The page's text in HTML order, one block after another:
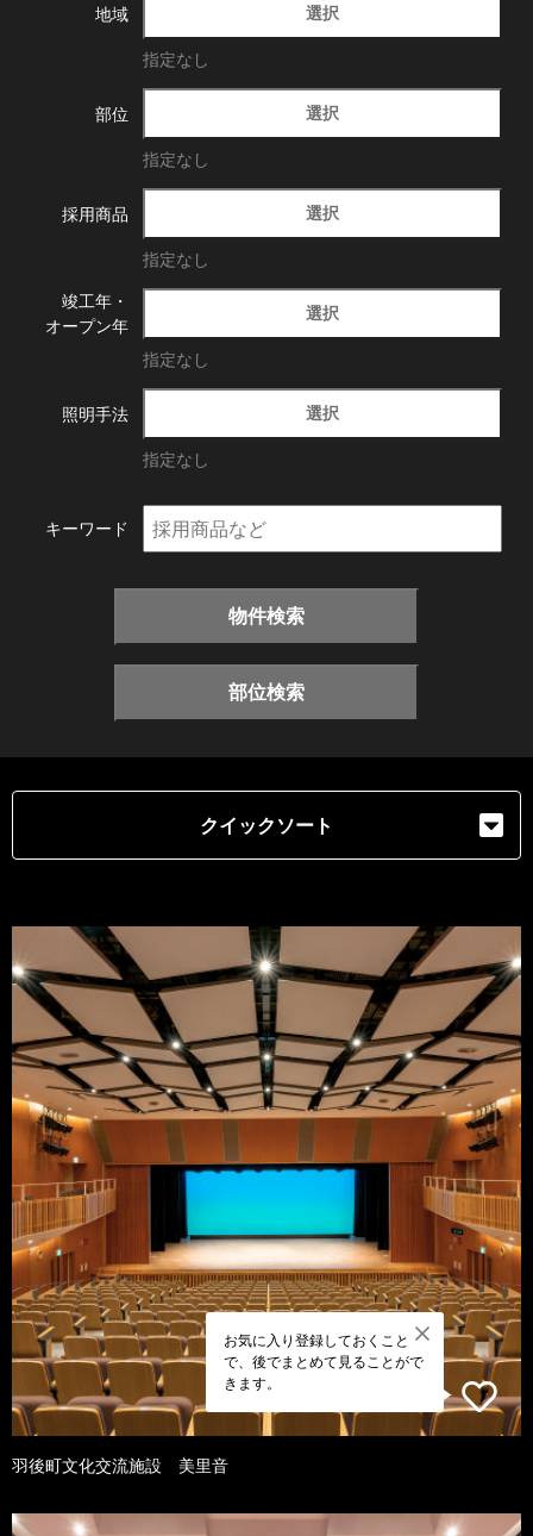
地域 選択
指定なし
部位 選択
指定なし
採用商品 選択
指定なし
竣工年・
オープン年
選択
指定なし
照明手法 選択
指定なし
キーワード
物件検索
部位検索
クイックソート
お気に入り登録しておくこと
で、後でまとめて見ることがで
きます。
羽後町文化交流施設 美里音